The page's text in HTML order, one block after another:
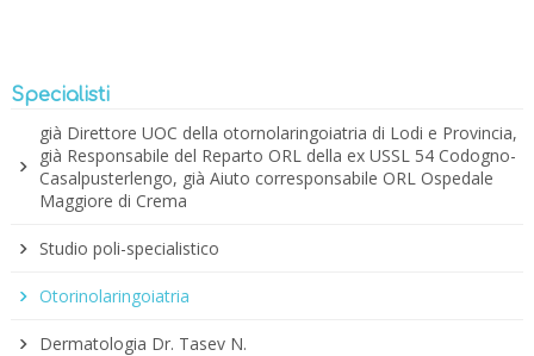
Specialisti
già Direttore UOC della otornolaringoiatria di Lodi e Provincia,
già Responsabile del Reparto ORL della ex USSL 54 Codogno-
Casalpusterlengo, già Aiuto corresponsabile ORL Ospedale
Maggiore di Crema
Studio poli-specialistico
Otorinolaringoiatria
Dermatologia Dr. Tasev N.